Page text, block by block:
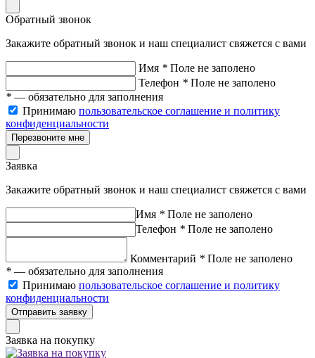
Обратный звонок
Закажите обратный звонок и наш специалист свяжется с вами
Имя * Поле не заполено
Телефон * Поле не заполено
* — обязательно для заполнения
Принимаю пользовательское соглашение и политику
конфиденциальности
Перезвоните мне
Заявка
Закажите обратный звонок и наш специалист свяжется с вами
Имя * Поле не заполено
Телефон * Поле не заполено
Комментарий * Поле не заполено
* — обязательно для заполнения
Принимаю пользовательское соглашение и политику
конфиденциальности
Отправить заявку
Заявка на покупку